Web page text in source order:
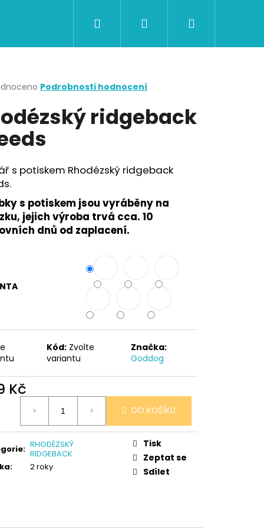
CERTIFIKÁTY A POUKAZY BAZAR
Přihlášení
Podrobnosti hodnocení
ridgeback
s potiskem Rhodézský ridgeback
s potiskem jsou vyráběny na
jejich výroba trvá cca. 10
dnů od zaplacení.
Kód: Zvolte
variantu
Značka:
Goddog
Kč
DO KOŠÍKU
: RHODÉZSKÝ
RIDGEBACK
: 2 roky
Tisk
Zeptat se
Sdílet
V PORCELÁNU RŮŽE